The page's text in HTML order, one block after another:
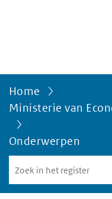
Home
Ministerie van
Onderwerpen
in
het